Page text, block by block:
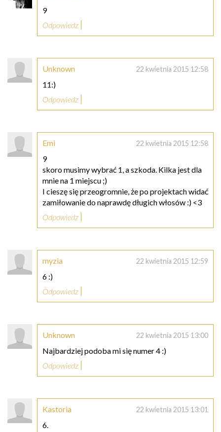
9
Odpowiedz
Unknown 22 kwietnia 2015 12:58
11:)
Odpowiedz
Emi 22 kwietnia 2015 12:58
9
skoro musimy wybrać 1, a szkoda. Kilka jest dla
mnie na 1 miejscu ;)
I cieszę się przeogromnie, że po projektach widać
zamiłowanie do naprawdę długich włosów :) <3
Odpowiedz
myzia 22 kwietnia 2015 12:59
6 :)
Odpowiedz
Unknown 22 kwietnia 2015 13:00
Najbardziej podoba mi się numer 4 :)
Odpowiedz
Kastoria 22 kwietnia 2015 13:01
6.